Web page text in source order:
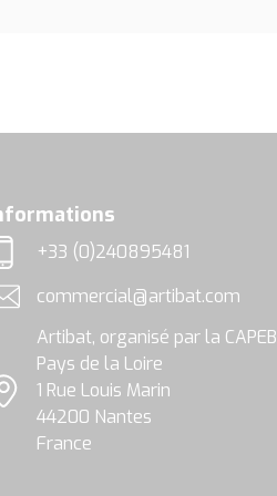
+33 (0)240895481
email
commercial@artibat.com
Artibat, organisé par la CAPEB
Pays de la Loire
1 Rue Louis Marin
44200 Nantes
France